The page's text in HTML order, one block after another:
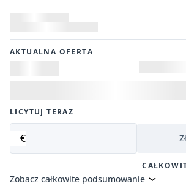
AKTUALNA OFERTA
LICYTUJ TERAZ
€
Zobacz całkowite podsumowanie